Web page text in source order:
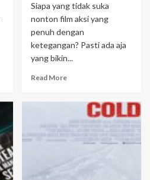
Siapa yang tidak suka
nonton film aksi yang
penuh dengan
ketegangan? Pasti ada aja
yang bikin...
Read More